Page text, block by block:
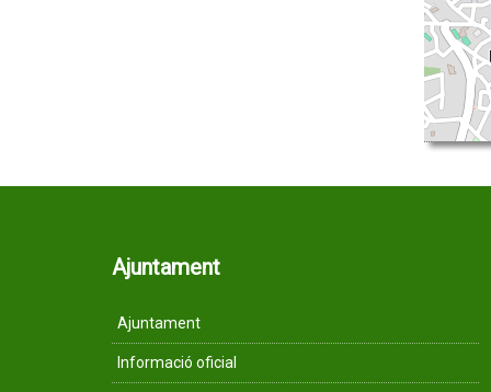
Ajuntament
Ajuntament
Informació oficial